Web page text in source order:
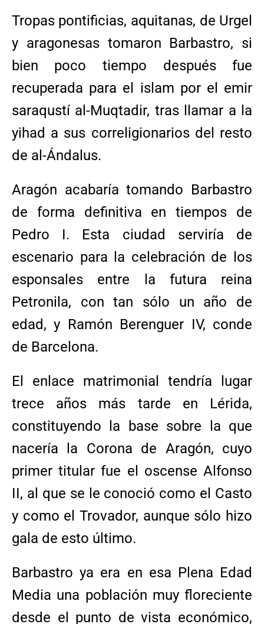
Tropas pontificias, aquitanas, de Urgel
y aragonesas tomaron Barbastro, si
bien poco tiempo después fue
recuperada para el islam por el emir
saraqustí al-Muqtadir, tras llamar a la
yihad a sus correligionarios del resto
de al-Ándalus.
Aragón acabaría tomando Barbastro
de forma definitiva en tiempos de
Pedro I. Esta ciudad serviría de
escenario para la celebración de los
esponsales entre la futura reina
Petronila, con tan sólo un año de
edad, y Ramón Berenguer IV, conde
de Barcelona.
El enlace matrimonial tendría lugar
trece años más tarde en Lérida,
constituyendo la base sobre la que
nacería la Corona de Aragón, cuyo
primer titular fue el oscense Alfonso
II, al que se le conoció como el Casto
y como el Trovador, aunque sólo hizo
gala de esto último.
Barbastro ya era en esa Plena Edad
Media una población muy floreciente
desde el punto de vista económico,